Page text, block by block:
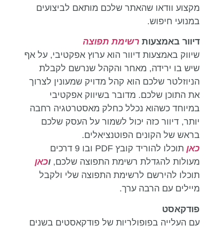
מקצוע וודאו שהאתר שלכם מותאם לביצועים
במנועי חיפוש.
דיוור באמצעות רשימת תפוצה
שיווק באמצעות דיוור הוא ערוץ אפקטיבי, על אף
שיש בו ירידה, מאחר והקהל שנרשם לקבלת
הניוזלטר שלכם הוא קהל מדויק שמעונין לצרוך
את התוכן שלכם. מדובר בשיווק אפקטיבי
במיוחד כשהוא נכלל כחלק מאסטרטגיה רחבה
יותר, דיוור כזה יכול לשמור על העסק שלכם
בראש של הקונים הפוטנציאלים.
כאן
תוכלו להוריד קובץ PDF ובו 9 דרכים
מעולות להגדלת רשימת התפוצה שלכם, וכאן
תוכלו להירשם לרשימת התפוצה שלי ולקבל
מיילים עם הרבה ערך.
פודקאסט
עם העלייה בפופולריות של פודקאסטים בשנים